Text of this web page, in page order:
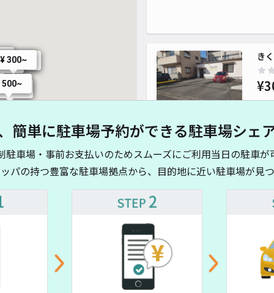
¥ 300~
800~
¥ 300~
500~
き
貸出
長さ
光
簡単に駐車場予約ができる駐車場シェ
駐車場・事前お支払いのためスムーズにご利用当日の駐車が
パの持つ豊富な駐車場拠点から、目的地に近い駐車場が見